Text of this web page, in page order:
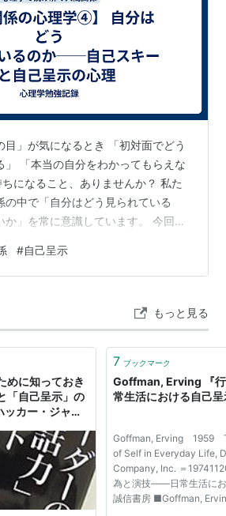
目」が気になるとき 「初対面でどう
」 「本当の自分をわかってもらえな
になること、ありませんか？ 私た
の中で「自分はどう見られている
か」を常に意識しています。 今回
見ていきましょう。 自己スキー
”しているか わたしたちは、自分自
びます。 たとえば、「自分はまじめ
、他者も“まじめかどうか”で評価し
のように、自…
#自己呈示
もっと見る
めに知っておき
「自己呈示」の
カー・ジャパ
7 ブックマーク
Goffman, Erving 『
常生活における自己
Goffman, Erving 1959
of Self in Everyday Life,
Company, Inc. ＝
為と演技――日常生活に
誠信書房 ■Goffman,